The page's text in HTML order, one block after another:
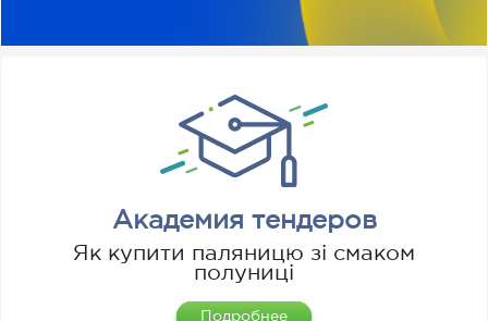
Академия тендеров
Як купити паляницю зі смаком
полуниці
Подробнее